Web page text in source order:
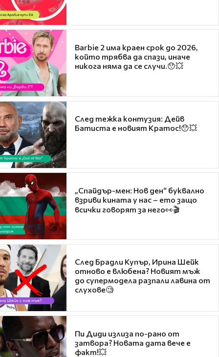
Barbie 2 има краен срок до 2026,
който трябва да спази, иначе
никога няма да се случи.😯💥
След тежка контузия: Дейв
Батиста е новият Кратос!😯💥
„Спайдър-мен: Нов ден“ буквално
взриви кината у нас – ето защо
всички говорят за него👀🎬
След Брадли Купър, Ирина Шейк
отново е влюбена? Новият мъж
до супермодела разпали лавина от
слухове🧐
Пи Диди излиза по-рано от
затвора? Новата дата вече е
факт!💥